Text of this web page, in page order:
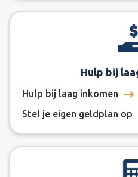
Hulp bij
Hulp bij laag inkomen
Stel je eigen geldplan op